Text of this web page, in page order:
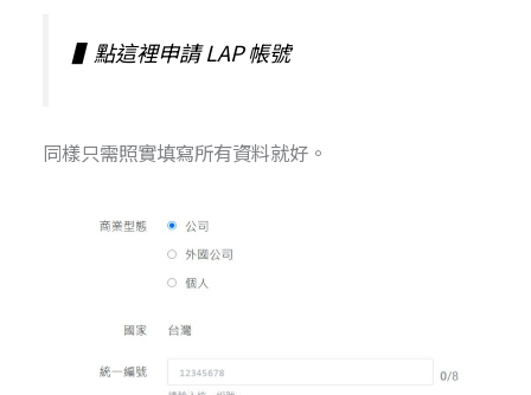
▌ 點這裡申請 LAP 帳號
同樣只需照實填寫所有資料就好。